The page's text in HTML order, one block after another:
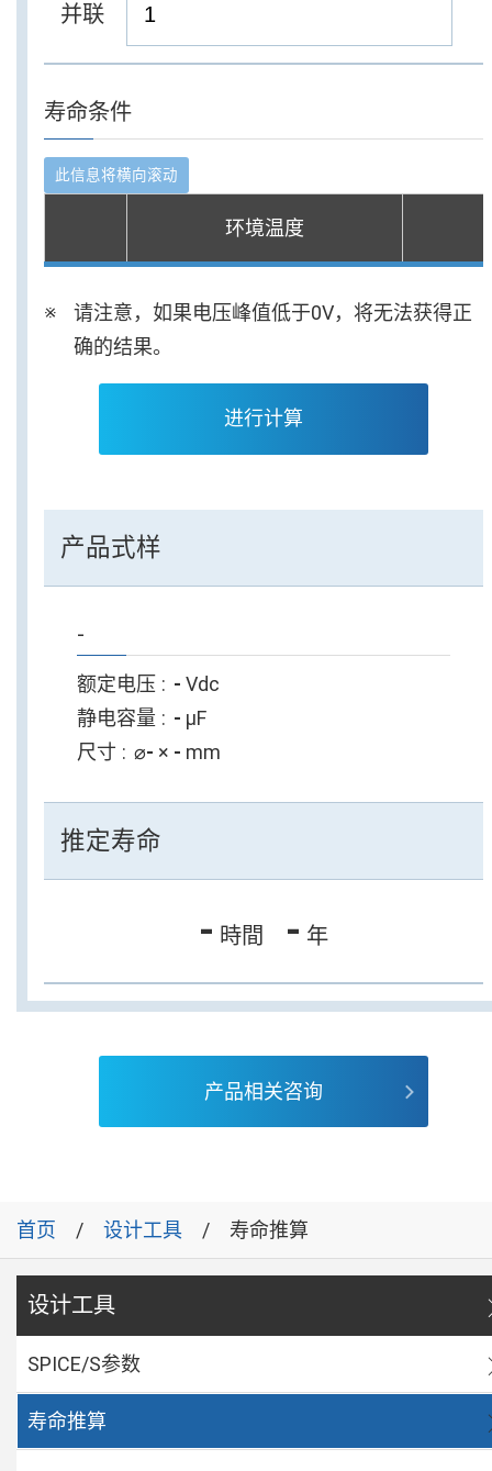
并联
寿命条件
环境温度
请注意，如果电压峰值低于0V，将无法获得正
确的结果。
进行计算
产品式样
-
额定电压 - Vdc
静电容量
- µF
尺寸
⌀- × - mm
推定寿命
- 時間 - 年
产品相关咨询
首页 设计工具 寿命推算
设计工具
SPICE/S参数
寿命推算